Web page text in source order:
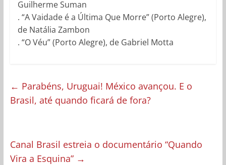
Guilherme Suman
. “A Vaidade é a Última Que Morre” (Porto Alegre),
de Natália Zambon
. “O Véu” (Porto Alegre), de Gabriel Motta
← Parabéns, Uruguai! México avançou. E o
Brasil, até quando ficará de fora?
Canal Brasil estreia o documentário “Quando
Vira a Esquina” →